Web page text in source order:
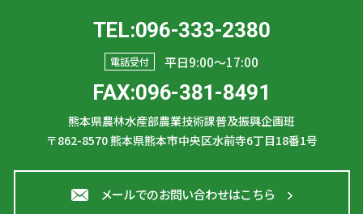
TEL:096-333-2380
電話受付 平日9:00〜17:00
FAX:096-381-8491
熊本県農林水産部農業技術課普及振興企画班
〒862-8570熊本県熊本市中央区水前寺6丁目18番1号
メールでのお問い合わせはこちら